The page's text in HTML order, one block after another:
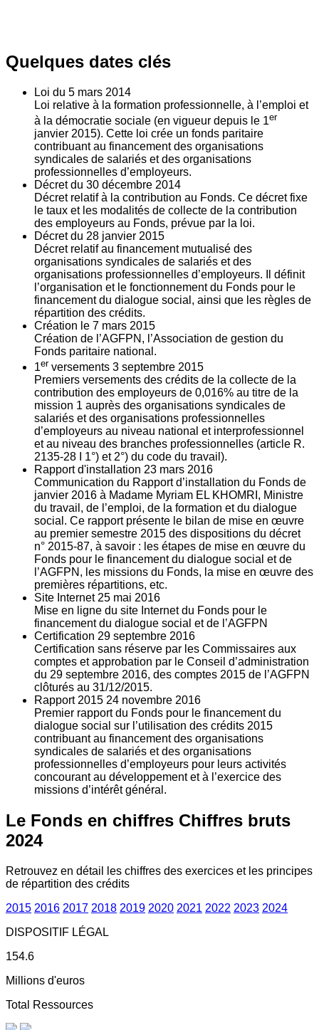
Quelques dates clés
Loi du 5 mars 2014
Loi relative à la formation professionnelle, à l’emploi et
à la démocratie sociale (en vigueur depuis le 1er
janvier 2015). Cette loi crée un fonds paritaire
contribuant au financement des organisations
syndicales de salariés et des organisations
professionnelles d’employeurs.
Décret du 30 décembre 2014
Décret relatif à la contribution au Fonds. Ce décret fixe
le taux et les modalités de collecte de la contribution
des employeurs au Fonds, prévue par la loi.
Décret du 28 janvier 2015
Décret relatif au financement mutualisé des
organisations syndicales de salariés et des
organisations professionnelles d’employeurs. Il définit
l’organisation et le fonctionnement du Fonds pour le
financement du dialogue social, ainsi que les règles de
répartition des crédits.
Création le 7 mars 2015
Création de l’AGFPN, l’Association de gestion du
Fonds paritaire national.
1er versements 3 septembre 2015
Premiers versements des crédits de la collecte de la
contribution des employeurs de 0,016% au titre de la
mission 1 auprès des organisations syndicales de
salariés et des organisations professionnelles
d’employeurs au niveau national et interprofessionnel
et au niveau des branches professionnelles (article R.
2135‐28 I 1°) et 2°) du code du travail).
Rapport d'installation 23 mars 2016
Communication du Rapport d’installation du Fonds de
janvier 2016 à Madame Myriam EL KHOMRI, Ministre
du travail, de l’emploi, de la formation et du dialogue
social. Ce rapport présente le bilan de mise en œuvre
au premier semestre 2015 des dispositions du décret
n° 2015-87, à savoir : les étapes de mise en œuvre du
Fonds pour le financement du dialogue social et de
l’AGFPN, les missions du Fonds, la mise en œuvre des
premières répartitions, etc.
Site Internet 25 mai 2016
Mise en ligne du site Internet du Fonds pour le
financement du dialogue social et de l’AGFPN
Certification 29 septembre 2016
Certification sans réserve par les Commissaires aux
comptes et approbation par le Conseil d’administration
du 29 septembre 2016, des comptes 2015 de l’AGFPN
clôturés au 31/12/2015.
Rapport 2015 24 novembre 2016
Premier rapport du Fonds pour le financement du
dialogue social sur l’utilisation des crédits 2015
contribuant au financement des organisations
syndicales de salariés et des organisations
professionnelles d’employeurs pour leurs activités
concourant au développement et à l’exercice des
missions d’intérêt général.
Le Fonds en chiffres Chiffres bruts
2024
Retrouvez en détail les chiffres des exercices et les principes
de répartition des crédits
2015 2016 2017 2018 2019 2020 2021 2022 2023 2024
DISPOSITIF LÉGAL
154.6
Millions d'euros
Total Ressources